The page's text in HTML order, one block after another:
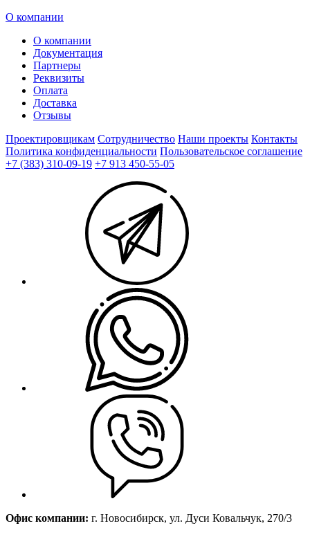
О компании
О компании
Документация
Партнеры
Реквизиты
Оплата
Доставка
Отзывы
Проектировщикам Сотрудничество Наши проекты Контакты
Политика конфиденциальности Пользовательское соглашение
+7 (383) 310-09-19 +7 913 450-55-05
Офис компании: г. Новосибирск, ул. Дуси Ковальчук, 270/3